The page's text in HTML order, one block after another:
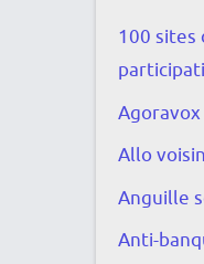
100 sites
Agoravox
Allo
Anguille
Anti-